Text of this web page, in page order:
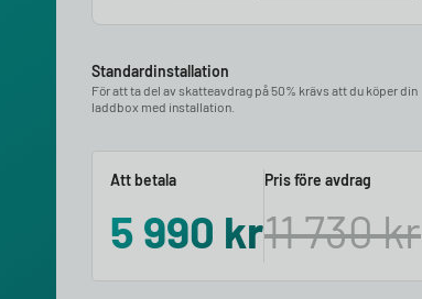
Standardinstallation
För att ta del av skatteavdrag på 50% krävs att du köper din
laddbox med installation.
Att betala
5 990 kr
Pris före avdrag
11 730kr